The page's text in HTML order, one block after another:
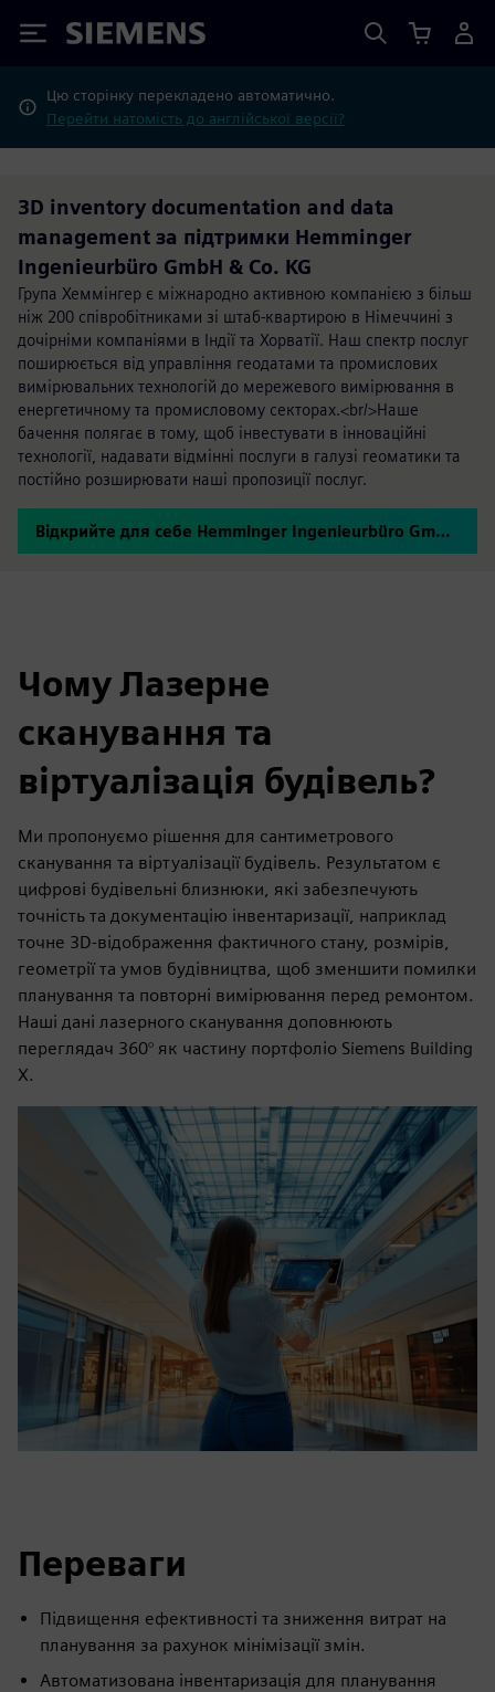
Siemens
Цю сторінку перекладено автоматично.
Перейти натомість до англійської версії?
3D inventory documentation and data
management за підтримки Hemminger
Ingenieurbüro GmbH & Co. KG
Група Хеммінгер є міжнародно активною компанією з більш
ніж 200 співробітниками зі штаб-квартирою в Німеччині з
дочірніми компаніями в Індії та Хорватії. Наш спектр послуг
поширюється від управління геодатами та промислових
вимірювальних технологій до мережевого вимірювання в
енергетичному та промисловому секторах.<br/>Наше
бачення полягає в тому, щоб інвестувати в інноваційні
технології, надавати відмінні послуги в галузі геоматики та
постійно розширювати наші пропозиції послуг.
Відкрийте для себе Hemminger Ingenieurbüro GmbH & Co. KG
Чому Лазерне
сканування та
віртуалізація будівель?
Ми пропонуємо рішення для сантиметрового
сканування та віртуалізації будівель. Результатом є
цифрові будівельні близнюки, які забезпечують
точність та документацію інвентаризації, наприклад
точне 3D-відображення фактичного стану, розмірів,
геометрії та умов будівництва, щоб зменшити помилки
планування та повторні вимірювання перед ремонтом.
Наші дані лазерного сканування доповнюють
переглядач 360° як частину портфоліо Siemens Building
X.
Переваги
Підвищення ефективності та зниження витрат на
планування за рахунок мінімізації змін.
Автоматизована інвентаризація для планування